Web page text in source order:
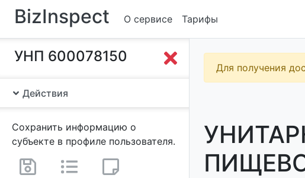
BizInspect О сервисе Тарифы
УНП 600078150
Действия
Сохранить информацию о
субъекте в профиле пользователя.
Для получения